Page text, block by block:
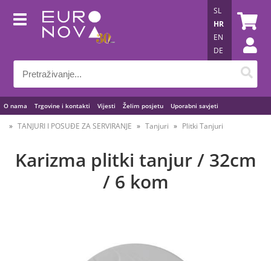
O nama Trgovine i kontakti Vijesti Želim posjetu Uporabni savjeti
SL
HR
EN
DE
TANJURI I POSUĐE ZA SERVIRANJE Tanjuri Plitki Tanjuri
Karizma plitki tanjur / 32cm
/ 6 kom